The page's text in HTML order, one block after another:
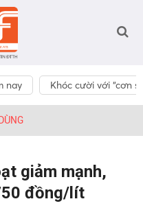
nay Khóc cười với “cơn
giảm mạnh,
đồng/lít